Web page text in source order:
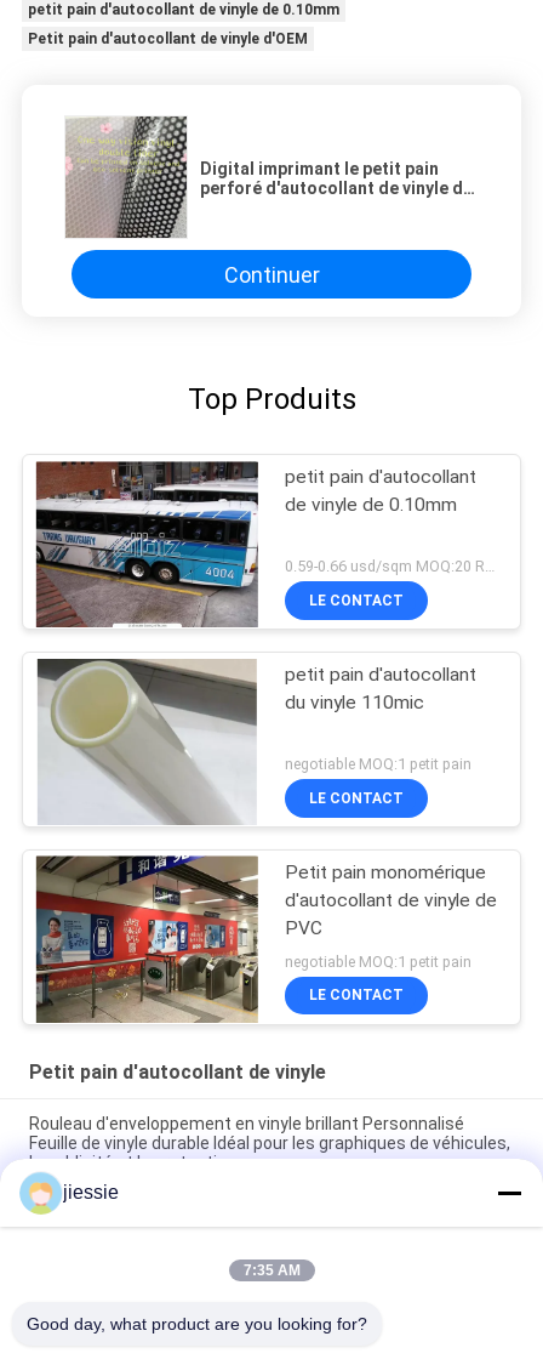
petit pain d'autocollant de vinyle de 0.10mm
Petit pain d'autocollant de vinyle d'OEM
Digital imprimant le petit pain
perforé d'autocollant de vinyle de
Continuer
Top Produits
petit pain d'autocollant
de vinyle de 0.10mm
LE CONTACT
petit pain d'autocollant
du vinyle 110mic
negotiable MOQ:1 petit pain
LE CONTACT
Petit pain monomérique
d'autocollant de vinyle de
PVC
negotiable MOQ:1 petit pain
LE CONTACT
Petit pain d'autocollant de vinyle
Rouleau d'enveloppement en vinyle brillant Personnalisé
Feuille de vinyle durable Idéal pour les graphiques de véhicules,
la publicité et la protection
Affichage de panneau large à rouleaux rétractables
Rouleau d'autocollants en vinyle Pantone, finition brillante,
idéal pour la publicité, la promotion et la décoration. Couleurs
jiessie
7:35 AM
Good day, what product are you looking for?